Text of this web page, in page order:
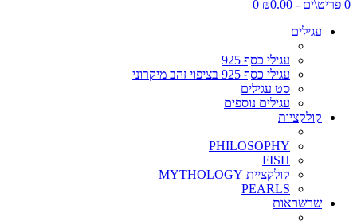
0 פריט\ים - ₪0.00
0
עגילים
עגילי כסף 925
עגילי כסף 925 בציפוי זהב מיקרוני
סט עגילים
עגילים נוספים
קולקציות
PHILOSOPHY
FISH
קולקציית MYTHOLOGY
PEARLS
שרשראות